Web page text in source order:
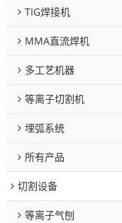
TIG焊接机
MMA直流焊机
多工艺机器
等离子切割机
埋弧系统
所有产品
切割设备
等离子气刨